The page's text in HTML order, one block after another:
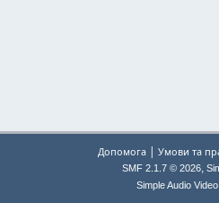
Допомога | Умови та
SMF 2.1.7 © 2026,
Simple Audio